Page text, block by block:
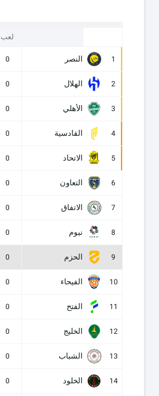
لعب
1 النصر 0
2 الهلال 0
3 الأهلي 0
4 القادسية 0
5 الاتحاد 0
6 التعاون 0
7 الاتفاق 0
8 نيوم 0
9 الحزم 0
10 الفيحاء 0
11 الفتح 0
12 الخليج 0
13 الشباب 0
14 الخلود 0